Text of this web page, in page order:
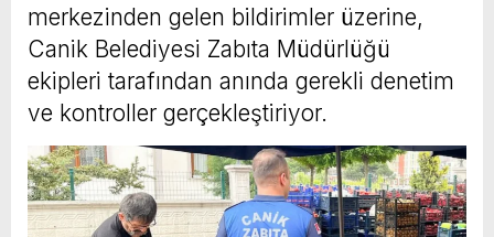
merkezinden gelen bildirimler üzerine,
Canik Belediyesi Zabıta Müdürlüğü
ekipleri tarafından anında gerekli denetim
ve kontroller gerçekleştiriyor.